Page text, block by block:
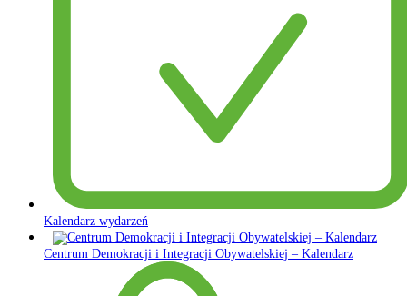
Kalendarz wydarzeń
Centrum Demokracji i Integracji Obywatelskiej – Kalendarz